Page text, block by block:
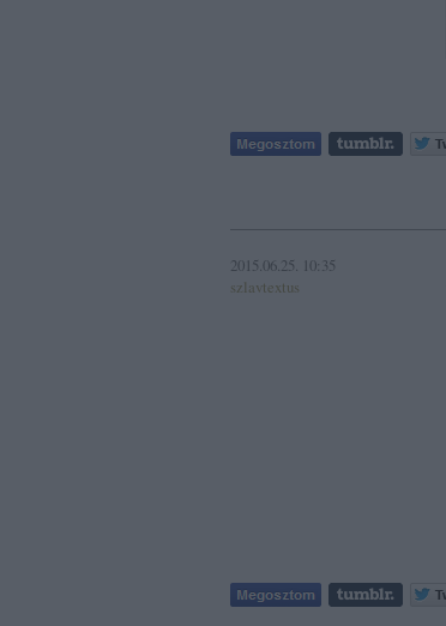
2015.06.25. 10:35
szlavtextus